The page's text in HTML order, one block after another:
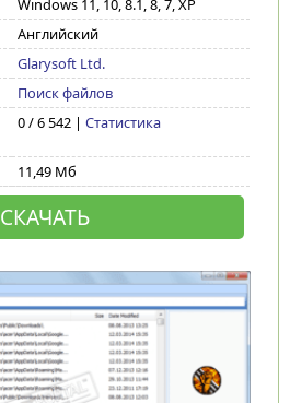
Windows 11, 10, 8.1, 8, 7, XP
Английский
Glarysoft Ltd.
Поиск файлов
0 / 6 542 | Статистика
11,49 Мб
СКАЧАТЬ